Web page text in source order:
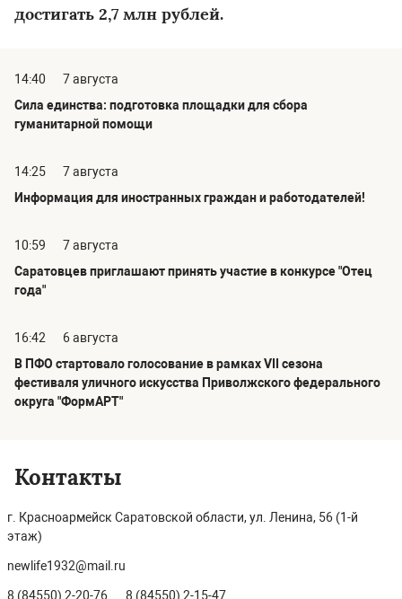
достигать 2,7 млн рублей.
14:40
7 августа
Сила единства: подготовка площадки для сбора
гуманитарной помощи
14:25
7 августа
Информация для иностранных граждан и работодателей!
10:59
7 августа
Саратовцев приглашают принять участие в конкурсе "Отец
года"
16:42
6 августа
В ПФО стартовало голосование в рамках VII сезона
фестиваля уличного искусства Приволжского федерального
округа "ФормАРТ"
Контакты
г. Красноармейск Саратовской области, ул. Ленина, 56 (1-й
этаж)
newlife1932@mail.ru
8 (84550) 2-20-76 8 (84550) 2-15-47